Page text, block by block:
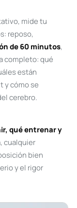
mide tu
reposo,
de 60 minutos,
completo: qué
están
y cómo se
cerebro.
qué entrenar y
cualquier
bien
y el rigor